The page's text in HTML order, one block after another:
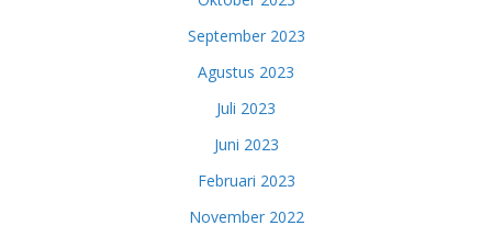
September 2023
Agustus 2023
Juli 2023
Juni 2023
Februari 2023
November 2022